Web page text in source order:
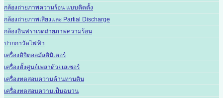
กล้องถ่ายภาพความร้อน แบบติดตั้ง
กล้องถ่ายภาพเสียงและ Partial Discharge
กล้องอินฟราเรดถ่ายภาพความร้อน
ปากกาวัดไฟฟ้า
เครื่องดิจิตอลมัลติมิเตอร์
เครื่องตั้งศูนย์เพลาด้วยเลเซอร์
เครื่องทดสอบความต้านทานดิน
เครื่องทดสอบความเป็นฉนวน